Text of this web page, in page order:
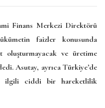
Finans Merkezi Direktörü
faizler konusunda
oluşturmayacak ve üretime
Asutay, ayrıca Türkiye’de
ilgili ciddi bir hareketlilik